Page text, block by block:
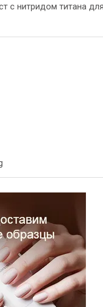
с нитридом титана